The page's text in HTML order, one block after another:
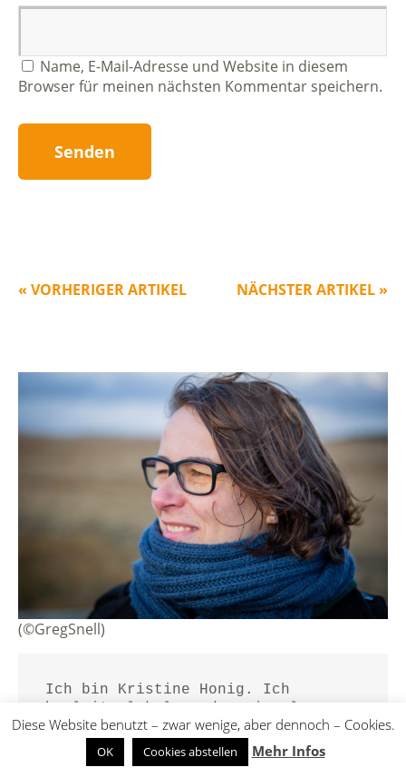
Name, E-Mail-Adresse und Website in diesem
Browser für meinen nächsten Kommentar speichern.
NÄCHSTER ARTIKEL »
« VORHERIGER ARTIKEL
(©GregSnell)
Ich bin Kristine Honig. Ich
Tourismusorganisationen dabei,
Strategien verständlich zu machen
und in konkrete, gemeinsam
Diese Website benutzt – zwar wenige, aber dennoch – Cookies.
OK Cookies abstellen Mehr Infos